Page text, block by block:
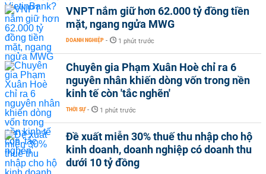
VNPT nắm giữ hơn 62.000 tỷ đồng tiền
mặt, ngang ngửa MWG
DOANH NGHIỆP - 1 phút trước
Chuyên gia Phạm Xuân Hoè chỉ ra 6
nguyên nhân khiến dòng vốn trong nền
kinh tế còn 'tắc nghẽn'
THỜI SỰ - 1 phút trước
Đề xuất miễn 30% thuế thu nhập cho hộ
kinh doanh, doanh nghiệp có doanh thu
dưới 10 tỷ đồng